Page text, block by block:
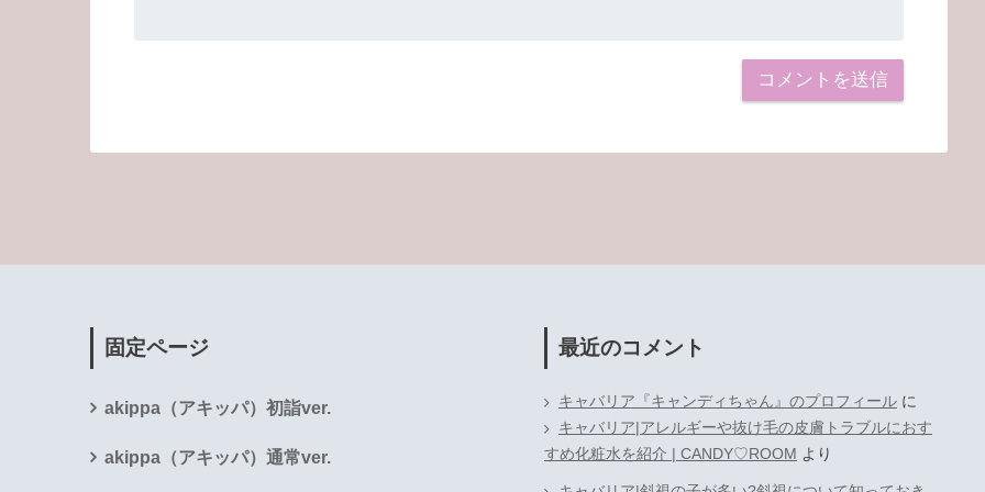
固定ページ
akippa（アキッパ）初詣ver.
akippa（アキッパ）通常ver.
最近のコメント
キャバリア『キャンディちゃん』のプロフィール に
キャバリア|アレルギーや抜け毛の皮膚トラブルにおす
すめ化粧水を紹介 | CANDY♡ROOM より